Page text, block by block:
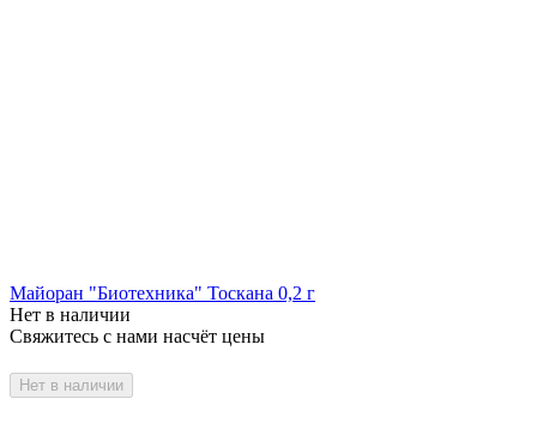
Майоран "Биотехника" Тоскана 0,2 г
Нет в наличии
Свяжитесь с нами насчёт цены
Нет в наличии